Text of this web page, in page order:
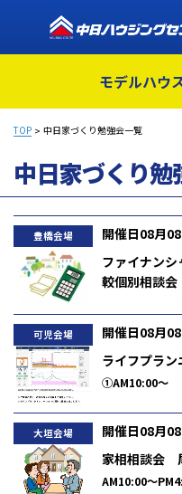
モデルハウ
TOP 中日家づくり勉強会一覧
中日家づくり勉
豊橋会場
開催日08月08
ファイナン
較個別相談会
可児会場
開催日08月08
ライフプラ
①AM10:00～
大垣会場
開催日08月08
家相相談会
AM10:00～